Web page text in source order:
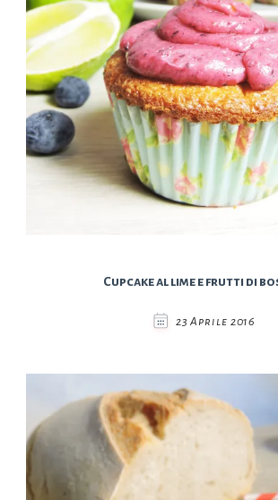
Cupcake al lime e frutti di
23 Aprile 2016